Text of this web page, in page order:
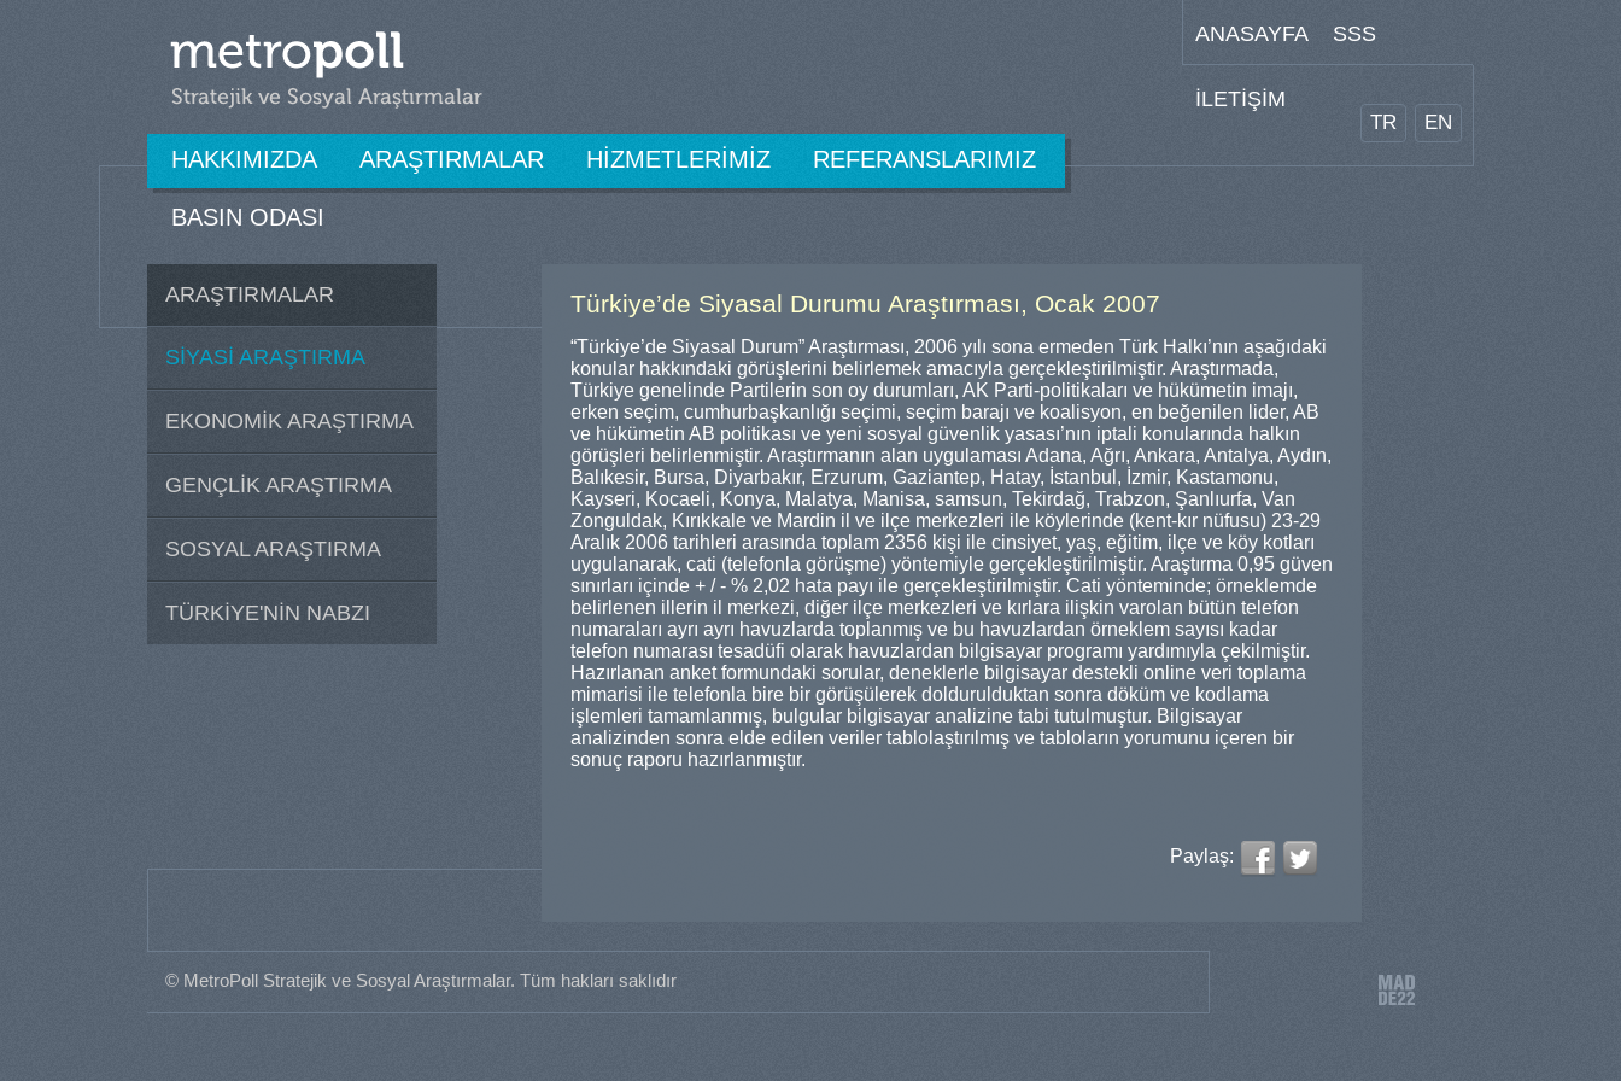
HAKKIMIZDA ARAŞTIRMALAR HİZMETLERİMİZ REFERANSLARIMIZ
BASIN ODASI
ANASAYFA SSS
İLETİŞİM
TR EN
ARAŞTIRMALAR
SİYASİ ARAŞTIRMA
EKONOMİK ARAŞTIRMA
GENÇLİK ARAŞTIRMA
SOSYAL ARAŞTIRMA
TÜRKİYE'NİN NABZI
Türkiye’de Siyasal Durumu Araştırması, Ocak 2007
“Türkiye’de Siyasal Durum” Araştırması, 2006 yılı sona ermeden Türk Halkı’nın aşağıdaki
konular hakkındaki görüşlerini belirlemek amacıyla gerçekleştirilmiştir. Araştırmada,
Türkiye genelinde Partilerin son oy durumları, AK Parti-politikaları ve hükümetin imajı,
erken seçim, cumhurbaşkanlığı seçimi, seçim barajı ve koalisyon, en beğenilen lider, AB
ve hükümetin AB politikası ve yeni sosyal güvenlik yasası’nın iptali konularında halkın
görüşleri belirlenmiştir. Araştırmanın alan uygulaması Adana, Ağrı, Ankara, Antalya, Aydın,
Balıkesir, Bursa, Diyarbakır, Erzurum, Gaziantep, Hatay, İstanbul, İzmir, Kastamonu,
Kayseri, Kocaeli, Konya, Malatya, Manisa, samsun, Tekirdağ, Trabzon, Şanlıurfa, Van
Zonguldak, Kırıkkale ve Mardin il ve ilçe merkezleri ile köylerinde (kent-kır nüfusu) 23-29
Aralık 2006 tarihleri arasında toplam 2356 kişi ile cinsiyet, yaş, eğitim, ilçe ve köy kotları
uygulanarak, cati (telefonla görüşme) yöntemiyle gerçekleştirilmiştir. Araştırma 0,95 güven
sınırları içinde + / - % 2,02 hata payı ile gerçekleştirilmiştir. Cati yönteminde; örneklemde
belirlenen illerin il merkezi, diğer ilçe merkezleri ve kırlara ilişkin varolan bütün telefon
numaraları ayrı ayrı havuzlarda toplanmış ve bu havuzlardan örneklem sayısı kadar
telefon numarası tesadüfi olarak havuzlardan bilgisayar programı yardımıyla çekilmiştir.
Hazırlanan anket formundaki sorular, deneklerle bilgisayar destekli online veri toplama
mimarisi ile telefonla bire bir görüşülerek doldurulduktan sonra döküm ve kodlama
işlemleri tamamlanmış, bulgular bilgisayar analizine tabi tutulmuştur. Bilgisayar
analizinden sonra elde edilen veriler tablolaştırılmış ve tabloların yorumunu içeren bir
sonuç raporu hazırlanmıştır.
Paylaş:
© MetroPoll Stratejik ve Sosyal Araştırmalar. Tüm hakları saklıdır